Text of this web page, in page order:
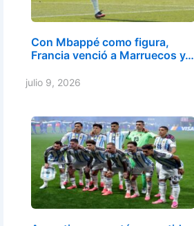
Con Mbappé como figura,
Francia venció a Marruecos y…
julio 9, 2026